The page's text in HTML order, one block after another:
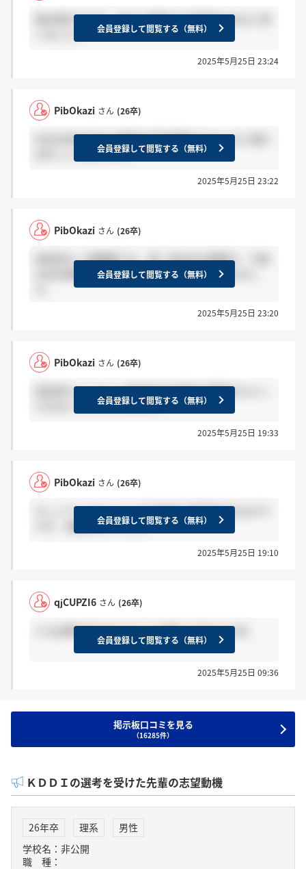
基本東京ですが、地方に転勤する可能性はあると伺
会員登録して閲覧する（無料）
2025年5月25日 23:24
PibOkazi さん (26卒)
KDDI全体が月25.6時間の平均残業のためこれに倣え
ば忙しいと思います。会員登録して閲覧する（無料）
2025年5月25日 23:22
PibOkazi さん (26卒)
技術系の一部職種では、週一回出社が義務で、今後
は出社頻度を増やしていく方針であると聞きまし
会員登録して閲覧する（無料）
2025年5月25日 23:20
PibOkazi さん (26卒)
技術系のインターン参加者で本選考の優遇をもらっ
た方はいらっしゃいますか。
会員登録して閲覧する（無料）
2025年5月25日 19:33
PibOkazi さん (26卒)
ネットワークエンジニアは各地に基地局があるので
すが、転勤はないですか会員登録して閲覧する（無料）
2025年5月25日 19:10
qjCUPZI6 さん (26卒)
とる必要があるなんてことは聞いてませんがね
会員登録して閲覧する（無料）
2025年5月25日 09:36
掲示板口コミを見る
（16285件）
ＫＤＤＩの選考を受けた先輩の志望動機
26年卒 理系
男性
学校名：非公開
職 種：